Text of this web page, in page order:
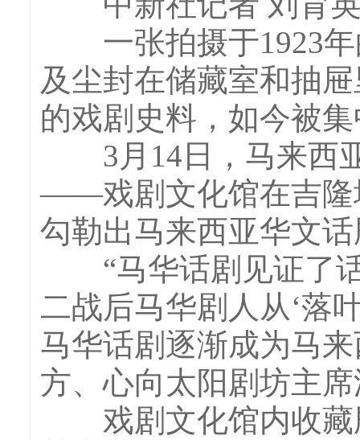
一张拍摄于1923年
及尘封在储藏室和抽屉
的戏剧史料，如今被
3月14日，马来西亚
——戏剧文化馆在吉隆
勾勒出马来西亚华文
“马华话剧见证了话
二战后马华剧人从‘落
马华话剧逐渐成为马
方、心向太阳剧坊主
戏剧文化馆内收藏